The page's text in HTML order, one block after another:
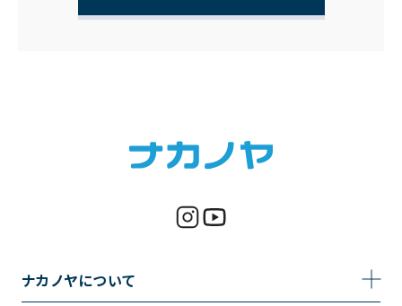
ナカノヤについて